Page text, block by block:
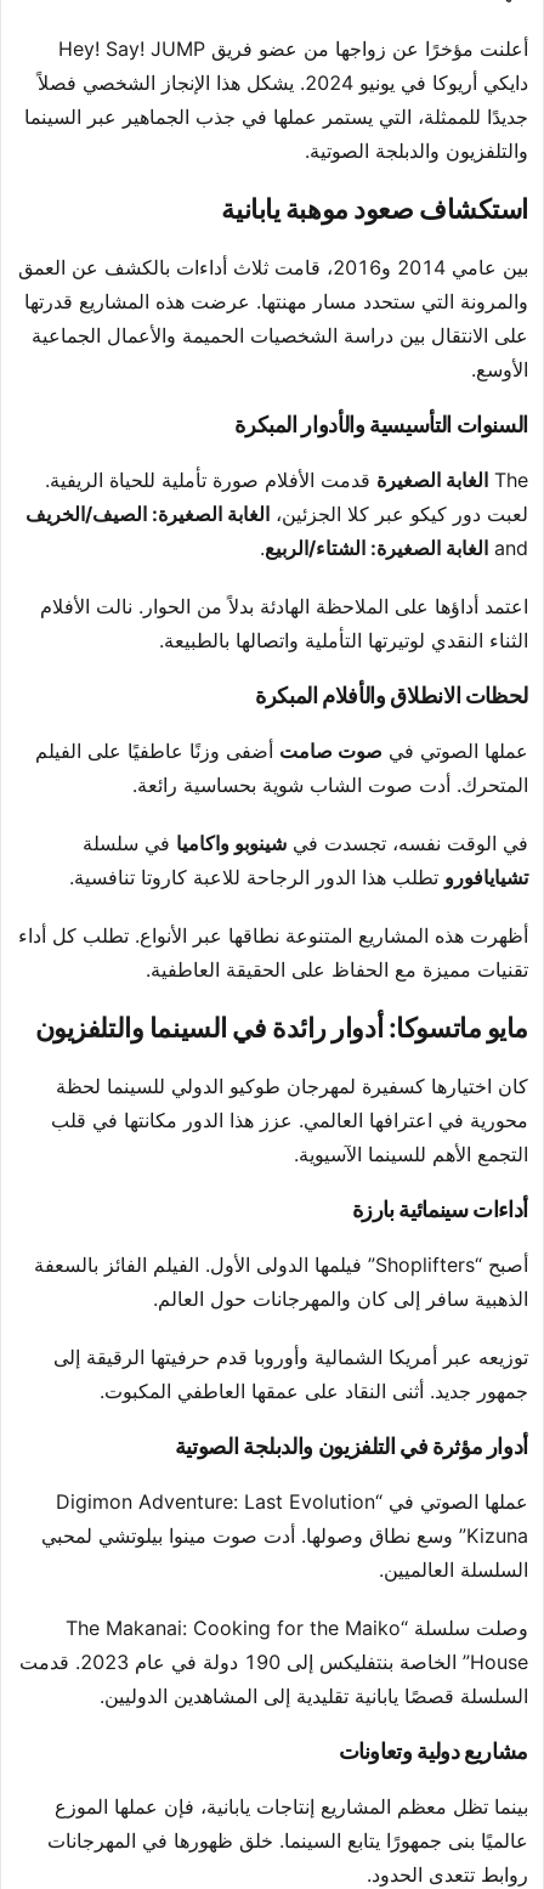
أعلنت مؤخرًا عن زواجها من عضو فريق Hey! Say! JUMP
دايكي أريوكا في يونيو 2024. يشكل هذا الإنجاز الشخصي فصلاً
جديدًا للممثلة، التي يستمر عملها في جذب الجماهير عبر السينما
والتلفزيون والدبلجة الصوتية.
استكشاف صعود موهبة يابانية
بين عامي 2014 و2016، قامت ثلاث أداءات بالكشف عن العمق
والمرونة التي ستحدد مسار مهنتها. عرضت هذه المشاريع قدرتها
على الانتقال بين دراسة الشخصيات الحميمة والأعمال الجماعية
الأوسع.
السنوات التأسيسية والأدوار المبكرة
The الغابة الصغيرة قدمت الأفلام صورة تأملية للحياة الريفية.
لعبت دور كيكو عبر كلا الجزئين، الغابة الصغيرة: الصيف/الخريف
and الغابة الصغيرة: الشتاء/الربيع.
اعتمد أداؤها على الملاحظة الهادئة بدلاً من الحوار. نالت الأفلام
الثناء النقدي لوتيرتها التأملية واتصالها بالطبيعة.
لحظات الانطلاق والأفلام المبكرة
عملها الصوتي في صوت صامت أضفى وزنًا عاطفيًا على الفيلم
المتحرك. أدت صوت الشاب شوية بحساسية رائعة.
في الوقت نفسه، تجسدت في شينوبو واكاميا في سلسلة
تشيايافورو تطلب هذا الدور الرجاحة للاعبة كاروتا تنافسية.
أظهرت هذه المشاريع المتنوعة نطاقها عبر الأنواع. تطلب كل أداء
تقنيات مميزة مع الحفاظ على الحقيقة العاطفية.
مايو ماتسوكا: أدوار رائدة في السينما والتلفزيون
كان اختيارها كسفيرة لمهرجان طوكيو الدولي للسينما لحظة
محورية في اعترافها العالمي. عزز هذا الدور مكانتها في قلب
التجمع الأهم للسينما الآسيوية.
أداءات سينمائية بارزة
أصبح “Shoplifters” فيلمها الدولى الأول. الفيلم الفائز بالسعفة
الذهبية سافر إلى كان والمهرجانات حول العالم.
توزيعه عبر أمريكا الشمالية وأوروبا قدم حرفيتها الرقيقة إلى
جمهور جديد. أثنى النقاد على عمقها العاطفي المكبوت.
أدوار مؤثرة في التلفزيون والدبلجة الصوتية
عملها الصوتي في “Digimon Adventure: Last Evolution
Kizuna” وسع نطاق وصولها. أدت صوت مينوا بيلوتشي لمحبي
السلسلة العالميين.
وصلت سلسلة “The Makanai: Cooking for the Maiko
House” الخاصة بنتفليكس إلى 190 دولة في عام 2023. قدمت
السلسلة قصصًا يابانية تقليدية إلى المشاهدين الدوليين.
مشاريع دولية وتعاونات
بينما تظل معظم المشاريع إنتاجات يابانية، فإن عملها الموزع
عالميًا بنى جمهورًا يتابع السينما. خلق ظهورها في المهرجانات
روابط تتعدى الحدود.